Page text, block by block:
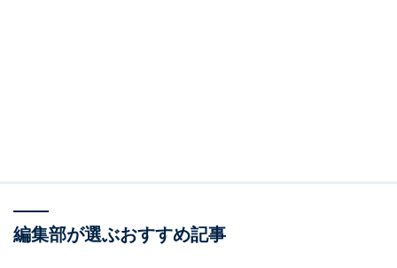
編集部が選ぶおすすめ記事